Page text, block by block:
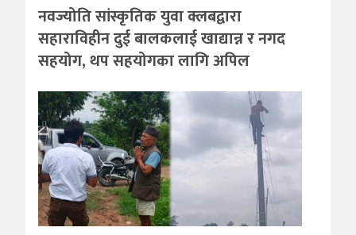
नवज्योति सांस्कृतिक युवा क्लबद्वारा
सहाराविहीन दुई बालकलाई खाद्यान्न र नगद
सहयोग, थप सहयोगका लागि अपिल